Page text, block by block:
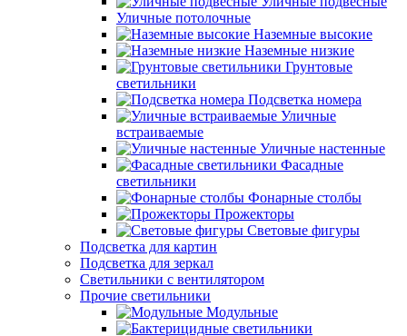
Уличные потолочные
Наземные высокие
Наземные низкие
Грунтовые
светильники
Подсветка номера
Уличные
встраиваемые
Уличные настенные
Фасадные
светильники
Фонарные столбы
Прожекторы
Световые фигуры
Подсветка для картин
Подсветка для зеркал
Светильники с вентилятором
Прочие светильники
Модульные